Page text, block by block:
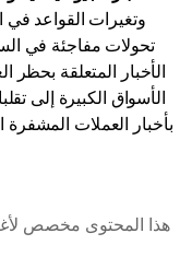
وتغيرات القواعد في
تحولات مفاجئة في
الأخبار المتعلقة بحظر
الأسواق الكبيرة إلى
بأخبار العملات
هذا المحتوى مخصص